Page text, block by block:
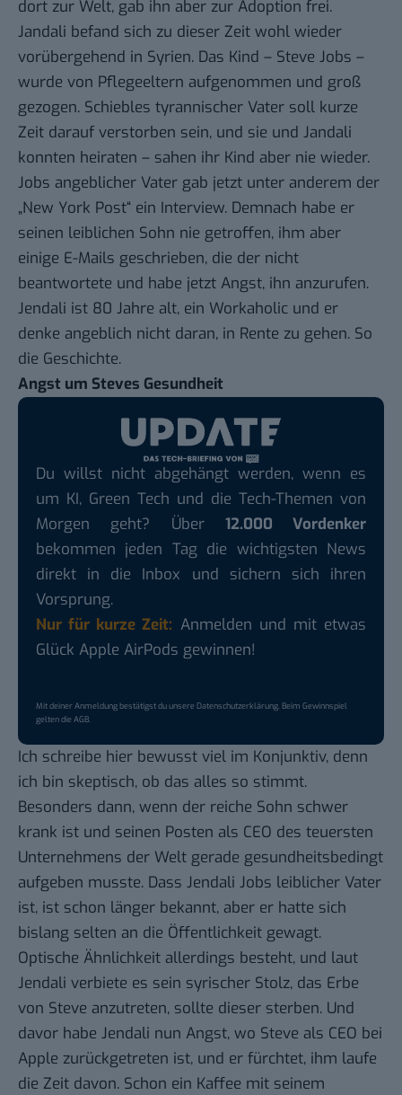
dort zur Welt, gab ihn aber zur Adoption frei.
Jandali befand sich zu dieser Zeit wohl wieder
vorübergehend in Syrien. Das Kind – Steve Jobs –
wurde von Pflegeeltern aufgenommen und groß
gezogen. Schiebles tyrannischer Vater soll kurze
Zeit darauf verstorben sein, und sie und Jandali
konnten heiraten – sahen ihr Kind aber nie wieder.
Jobs angeblicher Vater gab jetzt unter anderem der
„New York Post“ ein Interview. Demnach habe er
seinen leiblichen Sohn nie getroffen, ihm aber
einige E-Mails geschrieben, die der nicht
beantwortete und habe jetzt Angst, ihn anzurufen.
Jendali ist 80 Jahre alt, ein Workaholic und er
denke angeblich nicht daran, in Rente zu gehen. So
die Geschichte.
Angst um Steves Gesundheit
Du willst nicht abgehängt werden, wenn es
um KI, Green Tech und die Tech-Themen von
Morgen geht? Über 12.000 Vordenker
bekommen jeden Tag die wichtigsten News
direkt in die Inbox und sichern sich ihren
Vorsprung.
Nur für kurze Zeit: Anmelden und mit etwas
Glück Apple AirPods gewinnen!
Mit deiner Anmeldung bestätigst du unsereDatenschutzerklärung. Beim Gewinnspiel
gelten dieAGB.
Ich schreibe hier bewusst viel im Konjunktiv, denn
ich bin skeptisch, ob das alles so stimmt.
Besonders dann, wenn der reiche Sohn schwer
krank ist und seinen Posten als CEO des teuersten
Unternehmens der Welt gerade gesundheitsbedingt
aufgeben musste. Dass Jendali Jobs leiblicher Vater
ist, ist schon länger bekannt, aber er hatte sich
bislang selten an die Öffentlichkeit gewagt.
Optische Ähnlichkeit allerdings besteht, und laut
Jendali verbiete es sein syrischer Stolz, das Erbe
von Steve anzutreten, sollte dieser sterben. Und
davor habe Jendali nun Angst, wo Steve als CEO bei
Apple zurückgetreten ist, und er fürchtet, ihm laufe
die Zeit davon. Schon ein Kaffee mit seinem